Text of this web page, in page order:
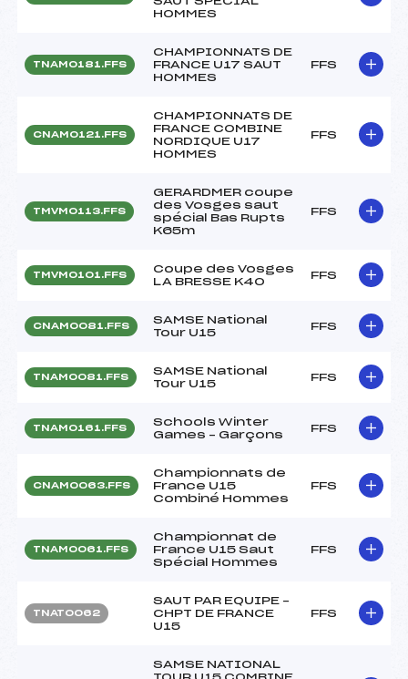
HOMMES
TNAM0181.FFS
CHAMPIONNATS DE
FRANCE U17 SAUT
HOMMES
FFS
CNAM0121.FFS
CHAMPIONNATS DE
FRANCE COMBINE
NORDIQUE U17
HOMMES
FFS
TMVM0113.FFS
GERARDMER coupe
des Vosges saut
spécial Bas Rupts
K65m
FFS
TMVM0101.FFS
Coupe des Vosges
LA BRESSE K40
FFS
CNAM0081.FFS
SAMSE National
Tour U15
FFS
TNAM0081.FFS
SAMSE National
Tour U15
FFS
TNAM0161.FFS
Schools Winter
Games – Garçons
FFS
CNAM0063.FFS
Championnats de
France U15
Combiné Hommes
FFS
TNAM0061.FFS
Championnat de
France U15 Saut
Spécial Hommes
FFS
TNAT0062
SAUT PAR EQUIPE –
CHPT DE FRANCE
U15
FFS
SAMSE NATIONAL
TOUR U15 COMBINE